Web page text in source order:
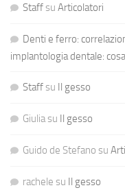
Staffsu Articolatori
Denti e ferro:
implantologia dentale:
Staffsu Il gesso
Giuliasu Il gesso
Guido de Stefano su
rachele su Il gesso